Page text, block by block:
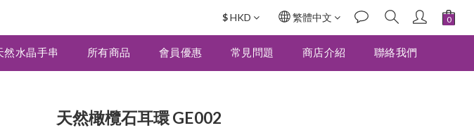
$HKD 繁體中文
然水晶手串 所有商品 會員優惠 常見問題 商店介紹 聯絡我們
天然橄欖石耳環 GE002
立即購買